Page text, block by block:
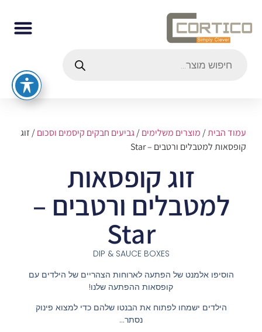
עמוד הבית/מוצרים משלימים/גביעים חבקים קיסמים וסכום/ זוג
קופסאות למטבלים ורטבים – Star
זוג קופסאות
למטבלים ורטבים –
Star
DIP & SAUCE BOXES
הוסיפו אלמנט של הפתעה לארוחות הצהריים של הילדים עם
קופסאות ההפתעה שלנו!
הילדים ישמחו לפתוח את הבנטו שלהם כדי למצוא פינוק
נסתר…